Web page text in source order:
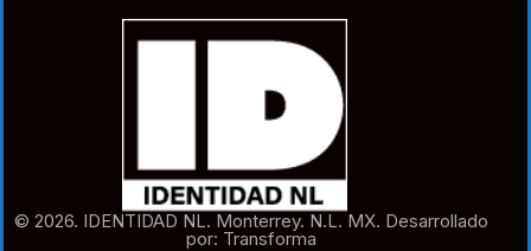
© 2026. IDENTIDAD NL. Monterrey. N.L. MX. Desarrollado
por: Transforma